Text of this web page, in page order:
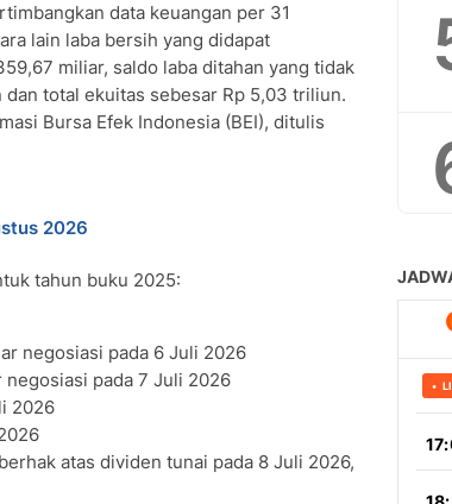
data keuangan per 31
lain laba bersih yang didapat
miliar, saldo laba ditahan yang tidak
total ekuitas sebesar Rp 5,03 triliun.
Bursa Efek Indonesia (BEI), ditulis
2026
tahun buku 2025:
negosiasi pada 6 Juli 2026
pada 7 Juli 2026
2026
atas dividen tunai pada 8 Juli 2026,